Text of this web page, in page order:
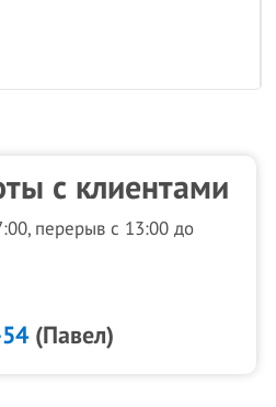
с клиентами
перерыв с 13:00 до
(Павел)